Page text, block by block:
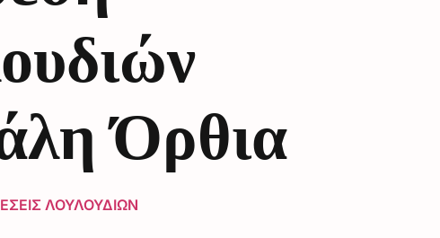
Όρθια
ΛΟΥΛΟΥΔΙΩΝ